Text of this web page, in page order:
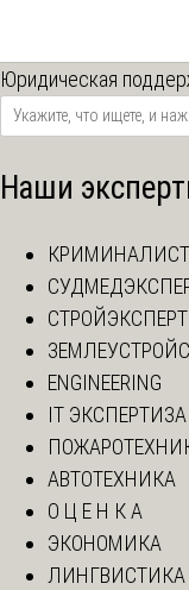
Юридическая
Наши
ENGINEERING
IT ЭКСПЕРТИЗА
АВТОТЕХНИКА
О Ц Е Н К А
ЭКОНОМИКА
ЛИНГВИСТИКА